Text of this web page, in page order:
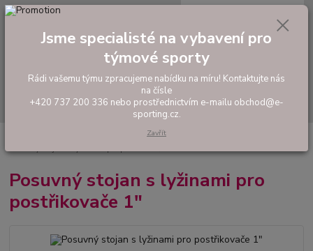
Hledat
tel: +420 737 200 336
0,00 Kč
ZAVLAŽOVÁNÍ TRÁVNÍKU A JEHO ÚDRŽBA
Posuvný stojan s lyžinami pro postřikovače 1"
Posuvný stojan s lyžinami pro
postřikovače 1"
Jsme specialisté na vybavení pro
týmové sporty
Rádi vašemu týmu zpracujeme nabídku na míru! Kontaktujte nás
na čísle
+420 737 200 336 nebo prostřednictvím e-mailu obchod@e-
sporting.cz.
Zavřít